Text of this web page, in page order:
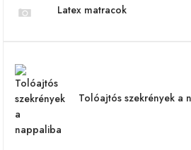
Latex matracok
Tolóajtós szekrények a